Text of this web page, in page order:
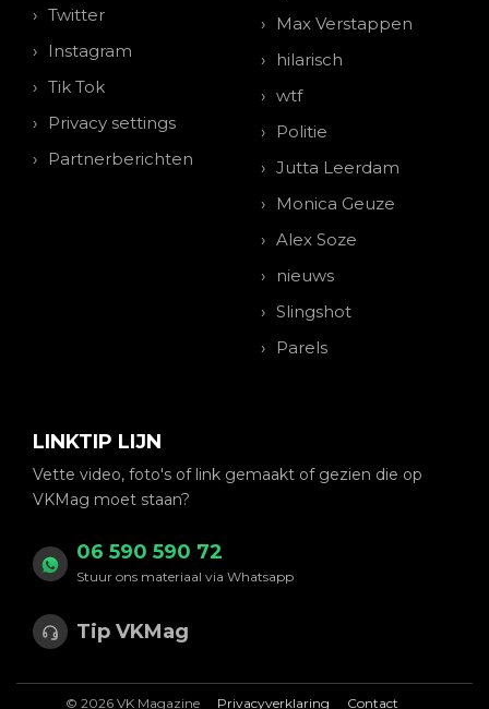
Twitter
Instagram
Tik Tok
Privacy settings
Partnerberichten
Max Verstappen
hilarisch
wtf
Politie
Jutta Leerdam
Monica Geuze
Alex Soze
nieuws
Slingshot
Parels
LINKTIP LIJN
Vette video, foto's of link gemaakt of gezien die op
VKMag moet staan?
06 590 590 72
Stuur ons materiaal via Whatsapp
Tip VKMag
© 2026 VK Magazine Privacyverklaring Contact